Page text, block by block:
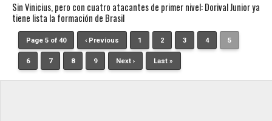
Sin Vinicius, pero con cuatro atacantes de primer nivel: Dorival Junior ya
tiene lista la formación de Brasil
Page 5 of 40 ‹ Previous 1 2 3 4 5
6 7 8 9 Next › Last »